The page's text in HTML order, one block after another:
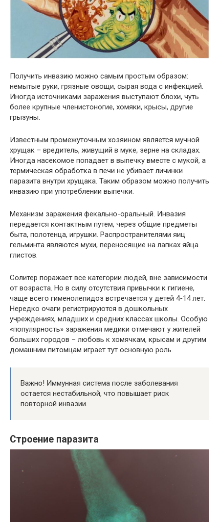
Получить инвазию можно самым простым образом:
немытые руки, грязные овощи, сырая вода с инфекцией.
Иногда источниками заражения выступают блохи, чуть
более крупные членистоногие, хомяки, крысы, другие
грызуны.
Известным промежуточным хозяином является мучной
хрущак – вредитель, живущий в муке, зерне на складах.
Иногда насекомое попадает в выпечку вместе с мукой, а
термическая обработка в печи не убивает личинки
паразита внутри хрущака. Таким образом можно получить
инвазию при употреблении выпечки.
Механизм заражения фекально-оральный. Инвазия
передается контактным путем, через общие предметы
быта, полотенца, игрушки. Распространителями яиц
гельминта являются мухи, переносящие на лапках яйца
глистов.
Солитер поражает все категории людей, вне зависимости
от возраста. Но в силу отсутствия привычки к гигиене,
чаще всего гименолепидоз встречается у детей 4-14 лет.
Нередко очаги регистрируются в дошкольных
учреждениях, младших и средних классах школы. Особую
«популярность» заражения медики отмечают у жителей
больших городов – любовь к хомячкам, крысам и другим
домашним питомцам играет тут основную роль.
Важно! Иммунная система после заболевания
остается нестабильной, что повышает риск
повторной инвазии.
Строение паразита